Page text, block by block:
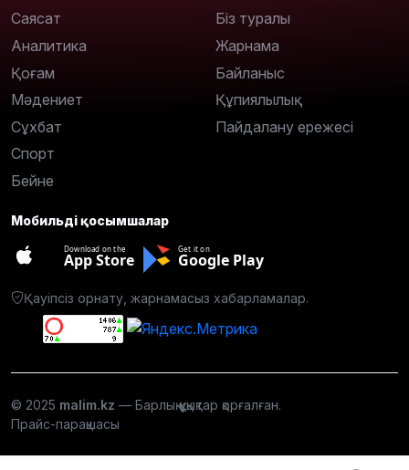
Саясат
Аналитика
Қоғам
Мәдениет
Сұхбат
Спорт
Бейне
Біз туралы
Жарнама
Байланыс
Құпиялылық
Пайдалану ережесі
Мобильді қосымшалар
Download on the
App Store
Get it on
Google Play
Қауіпсіз орнату, жарнамасыз хабарламалар.
© 2025 malim.kz — Барлық құқықтар қорғалған.
Прайс-парақшасы